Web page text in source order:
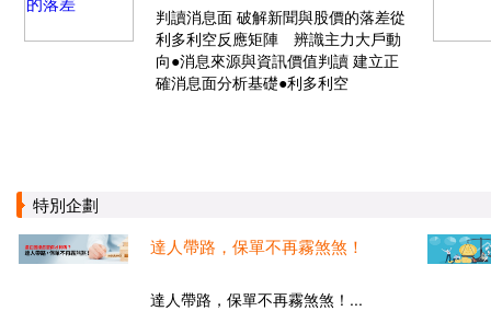
判讀消息面 破解新聞與股價的落差從
利多利空反應矩陣 辨識主力大戶動
向●消息來源與資訊價值判讀 建立正
確消息面分析基礎●利多利空
特別企劃
達人帶路，保單不再霧煞煞！
達人帶路，保單不再霧煞煞！...